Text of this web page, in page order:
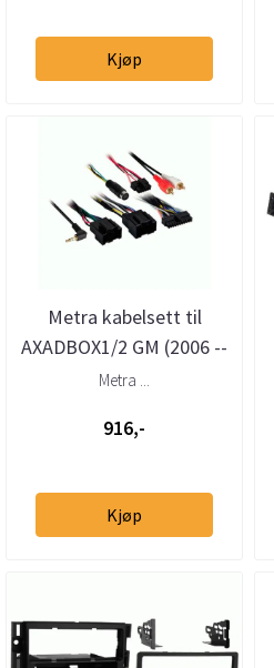
Kjøp
Metra kabelsett til
AXADBOX1/2 GM (2006 --
>) m/LAN 29
Metra ...
916,-
Kjøp